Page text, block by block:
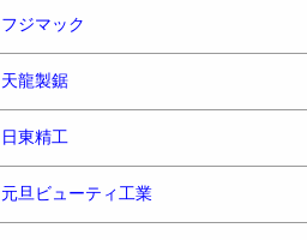
フジマック
天龍製鋸
日東精工
元旦ビューティ工業